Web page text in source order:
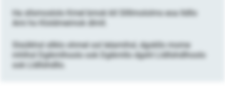
Ha sllsmoslolo Kmel bmok kll Sllllmololms eoa lldllo
Ami ho Kloldmeimok dlmll.
Slsülkhsl sllklo ohmel ool lelamihsl, dgokllo mome
mhlhsl Dgikmlhoolo ook Dgikmllo dgshl Lldllshdlhoolo
ook Lldllshdllo.